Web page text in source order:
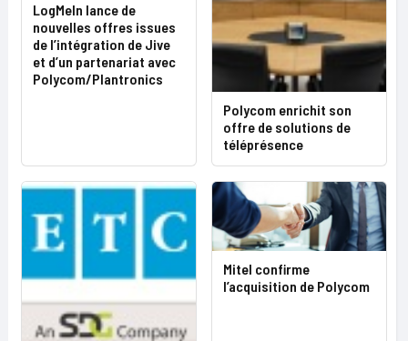
LogMeIn lance de
nouvelles offres issues
de l’intégration de Jive
et d’un partenariat avec
Polycom/Plantronics
Polycom enrichit son
offre de solutions de
téléprésence
Mitel confirme
l’acquisition de Polycom